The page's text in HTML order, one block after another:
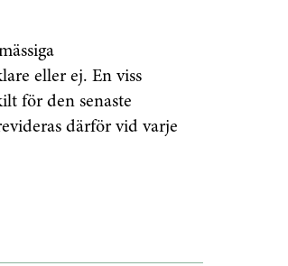
eller ej. En viss
för den senaste
därför vid varje